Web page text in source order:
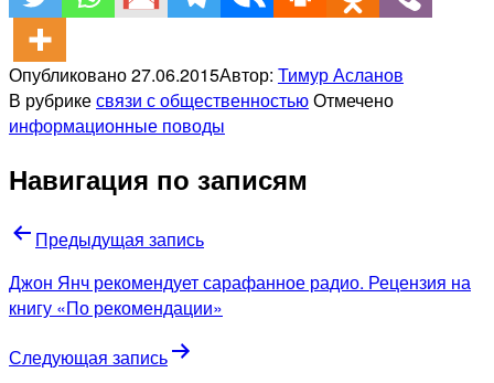
Опубликовано27.06.2015Автор: Тимур Асланов
В рубрикесвязи с общественностьюОтмечено
информационные поводы
Навигация по записям
Предыдущая запись
Джон Янч рекомендует сарафанное радио. Рецензия на
книгу «По рекомендации»
Следующая запись